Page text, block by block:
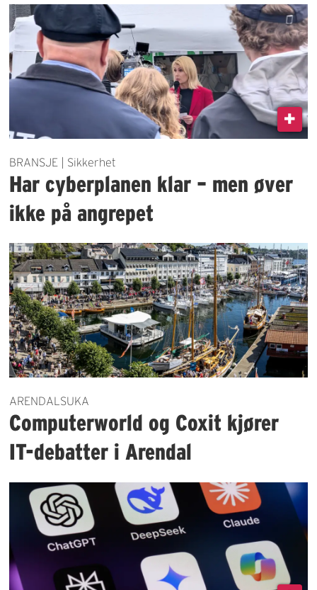
BRANSJE | Sikkerhet
Har cyberplanen klar – men øver
ikke på angrepet
ARENDALSUKA
Computerworld og Coxit kjører
IT-debatter i Arendal